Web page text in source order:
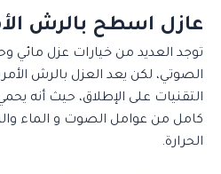
عازل اسطح بالرش
توجد العديد من خيارات عزل مائي
الصوتي، لكن يعد العزل بالرش
التقنيات على الإطلاق، حيث أنه
كامل من عوامل الصوت و الماء
الحرارة.